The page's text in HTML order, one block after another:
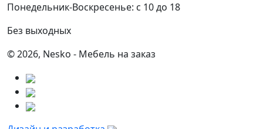
Понедельник-Воскресенье: с 10 до 18
Без выходных
© 2026, Nesko - Мебель на заказ